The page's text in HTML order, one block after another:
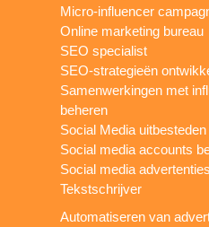
Micro-influencer
Online marketing bureau
SEO specialist
SEO-strategieën
Samenwerkingen met
beheren
Social Media uitbesteden
Social media accounts
Social media
Tekstschrijver
Automatiseren van